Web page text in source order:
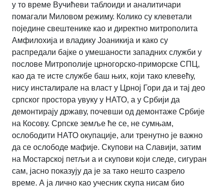
у то време Вучићеви таблоиди и аналитичари
помагали Миловом режиму. Колико су клеветали
поједине свештенике као и директно митрополита
Амфилохија и владику Јоаникија и како су
распредали бајке о умешаности западних служби у
послове Митрополије црногорско-приморске СПЦ,
као да те исте службе баш њих, који тако клевећу,
нису инсталирале на власт у Црној Гори да и тај део
српског простора увуку у НАТО, а у Србији да
демонтирају државу, почевши од демонтаже Србије
на Косову. Српске земље ће се, не сумњам,
ослободити НАТО окупације, али тренутно је важно
да се ослободе мафије. Скупови на Славији, затим
на Мостарској петљи а и скупови који следе, сигуран
сам, јасно показују да је за тако нешто сазрело
време. А ја лично као учесник скупа нисам био